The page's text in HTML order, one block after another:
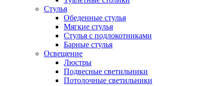
Стулья
Обеденные стулья
Мягкие стулья
Стулья с подлокотниками
Барные стулья
Освещение
Люстры
Подвесные светильники
Потолочные светильники